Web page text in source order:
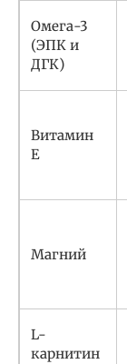
Омега-3
(ЭПК и
ДГК)
Витамин
Е
Магний
L-
карнитин